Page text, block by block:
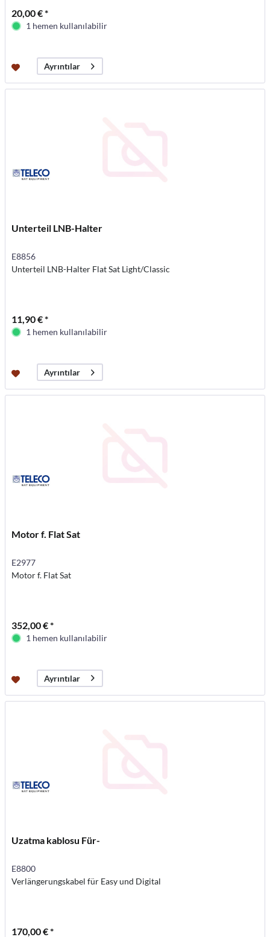
20,00 € *
1 hemen kullanılabilir
Ayrıntılar
Unterteil LNB-Halter
E8856
Unterteil LNB-Halter Flat Sat Light/Classic
11,90 € *
1 hemen kullanılabilir
Ayrıntılar
Motor f. Flat Sat
E2977
Motor f. Flat Sat
352,00 € *
1 hemen kullanılabilir
Ayrıntılar
Uzatma kablosu Für-
E8800
Verlängerungskabel für Easy und Digital
170,00 € *